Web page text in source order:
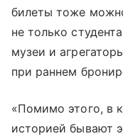
билеты тоже
не только
музеи и
при раннем
«Помимо этого, в
историей бывают